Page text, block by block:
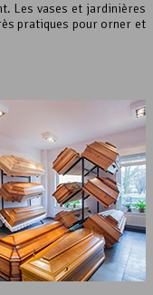
Les vases et jardinières
pratiques pour orner et